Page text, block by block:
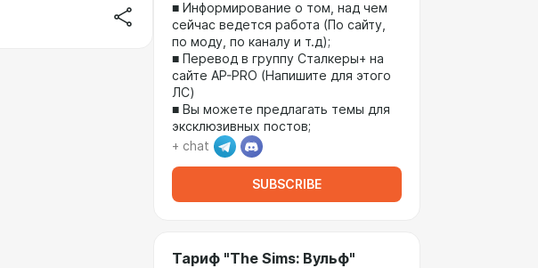
■ Информирование о том, над чем
сейчас ведется работа (По сайту,
по моду, по каналу и т.д);
■ Перевод в группу Сталкеры+ на
сайте AP-PRO (Напишите для этого
ЛС)
■ Вы можете предлагать темы для
эксклюзивных постов;
+ chat
SUBSCRIBE
Тариф "The Sims: Вульф"